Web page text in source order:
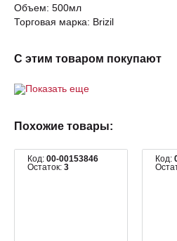
Объем: 500мл
Торговая марка: Brizil
С этим товаром покупают
Показать еще
Похожие товары:
Код: 00-00153846
Остаток: 3
Код: